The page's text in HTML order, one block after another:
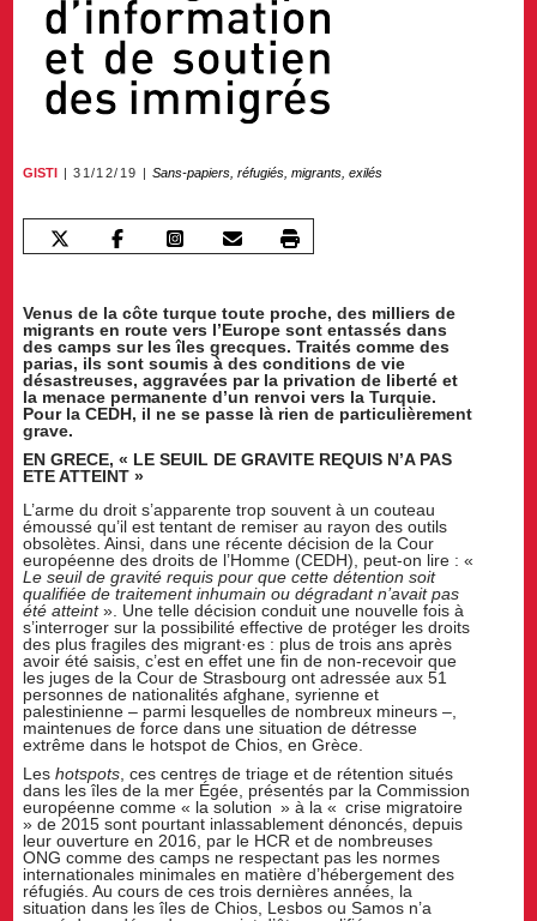
GISTI 31/12/19 Sans-papiers, réfugiés, migrants, exilés
Venus de la côte turque toute proche, des milliers de
migrants en route vers l’Europe sont entassés dans
des camps sur les îles grecques. Traités comme des
parias, ils sont soumis à des conditions de vie
désastreuses, aggravées par la privation de liberté et
la menace permanente d’un renvoi vers la Turquie.
Pour la CEDH, il ne se passe là rien de particulièrement
grave.
EN GRECE, « LE SEUIL DE GRAVITE REQUIS N’A PAS
ETE ATTEINT »
L’arme du droit s’apparente trop souvent à un couteau
émoussé qu’il est tentant de remiser au rayon des outils
obsolètes. Ainsi, dans une récente décision de la Cour
européenne des droits de l’Homme (CEDH), peut-on lire : «
Le seuil de gravité requis pour que cette détention soit
qualifiée de traitement inhumain ou dégradant n’avait pas
été atteint». Une telle décision conduit une nouvelle fois à
s’interroger sur la possibilité effective de protéger les droits
des plus fragiles des migrant·es : plus de trois ans après
avoir été saisis, c’est en effet une fin de non-recevoir que
les juges de la Cour de Strasbourg ont adressée aux 51
personnes de nationalités afghane, syrienne et
palestinienne – parmi lesquelles de nombreux mineurs –,
maintenues de force dans une situation de détresse
extrême dans le hotspot de Chios, en Grèce.
Leshotspots , ces centres de triage et de rétention situés
dans les îles de la mer Égée, présentés par la Commission
européenne comme « la solution » à la « crise migratoire
» de 2015 sont pourtant inlassablement dénoncés, depuis
leur ouverture en 2016, par le HCR et de nombreuses
ONG comme des camps ne respectant pas les normes
internationales minimales en matière d’hébergement des
réfugiés. Au cours de ces trois dernières années, la
situation dans les îles de Chios, Lesbos ou Samos n’a